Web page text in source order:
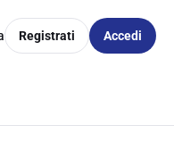
Registrati Accedi